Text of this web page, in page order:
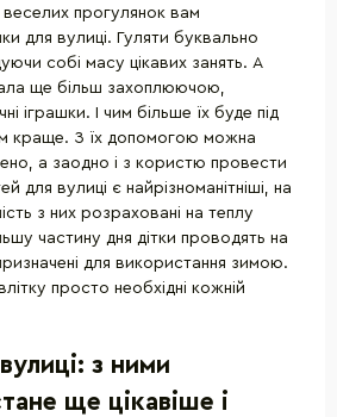
прогулянок вам
для вулиці. Гуляти буквально
собі масу цікавих занять. А
ще більш захоплюючою,
іграшки. І чим більше їх буде під
краще. З їх допомогою можна
а заодно і з користю провести
для вулиці є найрізноманітніші, на
з них розраховані на теплу
частину дня дітки проводять на
для використання зимою.
просто необхідні кожній
з ними
ще цікавіше і